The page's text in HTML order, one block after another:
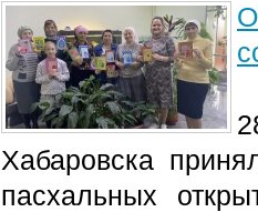
Хабаровска
пасхальных